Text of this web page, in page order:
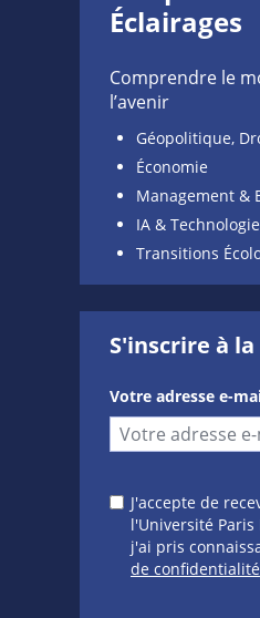
Éclairages
Comprendre le
l’avenir
Géopolitique,
Économie
Management &
IA &
Transitions
S'inscrire à
Votre adresse e-
J'accepte de
l'Université Paris
j'ai pris
de confidentialité